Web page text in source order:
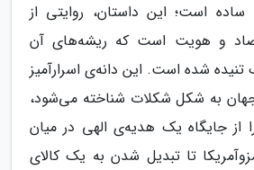
ساده است؛ این داستان، روایتی از
و هویت است که ریشه‌های آن
شده است. این دانه‌ی اسرارآمیز
جهان به شکل شکلات شناخته می‌شود،
از جایگاه یک هدیه‌ی الهی در میان
تا تبدیل شدن به یک کالای